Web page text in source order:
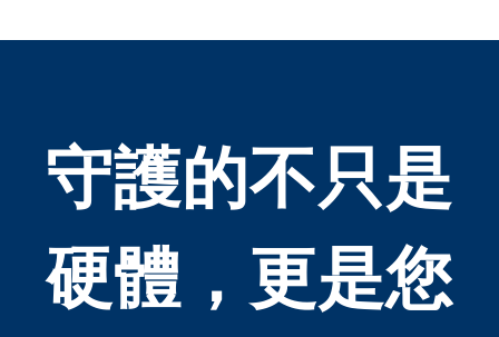
守護的不只是
硬體，更是您